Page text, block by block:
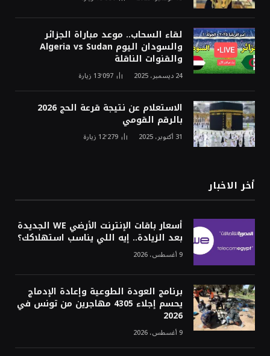
لقاء السحاب.. موعد مباراة الجزائر
والسودان اليوم Algeria vs Sudan
والقنوات الناقلة
24 ديسمبر، 2025 13٬097 زيارة
الاستعلام عن نتيجة قرعة الحج 2026
بالرقم القومي
31 أكتوبر، 2025 12٬279 زيارة
أخر الاخبار
أسعار باقات الإنترنت الأرضي WE الجديدة
بعد الزيادة.. إيه اللي يناسب استهلاكك؟
9 أغسطس، 2026
برنامج العودة الطوعية وإعادة الإدماج
يحسم إجلاء 4305 مهاجرين من تونس في
2026
9 أغسطس، 2026